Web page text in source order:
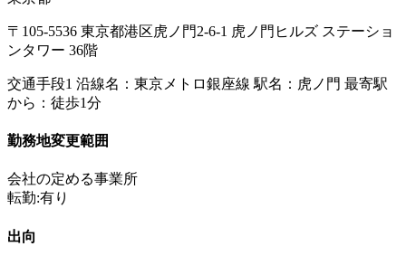
〒105-5536 東京都港区虎ノ門2-6-1 虎ノ門ヒルズ ステーショ
ンタワー 36階
交通手段1 沿線名：東京メトロ銀座線 駅名：虎ノ門 最寄駅
から：徒歩1分
勤務地変更範囲
会社の定める事業所
転勤:有り
出向